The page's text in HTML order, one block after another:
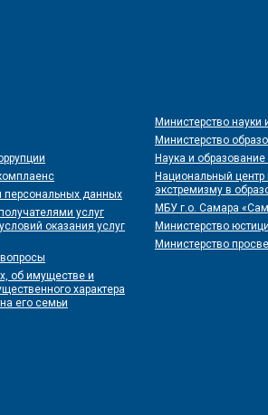
персональных данных
услуг
оказания услуг
об имуществе и
характера
его семьи
Министерство
Министерство
Наука и образование
Национальный центр
экстремизму в
МБУ г.о. Самара
Министерство
Министерство